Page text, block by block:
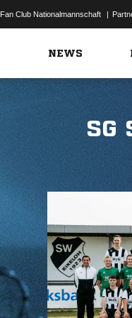
Fan Club Nationalmannschaft |
NEWS
SG